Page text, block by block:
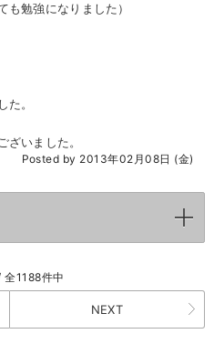
勉強になりました）
た。
ざいました。
Posted by 2013年02月08日 (金)
1188件中
NEXT